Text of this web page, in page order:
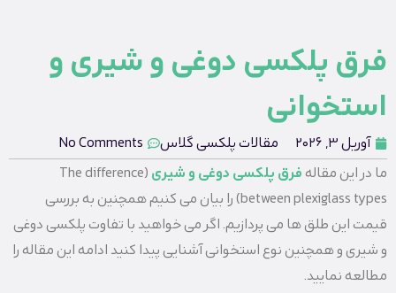
فرق پلکسی دوغی و شیری و
استخوانی
آوریل 3, 2026 مقالات پلکسی گلاس
No Comments
ما در این مقاله فرق پلکسی دوغی و شیری (The difference
between plexiglass types) را بیان می کنیم همچنین به بررسی
قیمت این طلق ها می پردازیم. اگر می خواهید با تفاوت پلکسی دوغی
و شیری و همچنین نوع استخوانی آشنایی پیدا کنید ادامه این مقاله را
مطالعه نمایید.